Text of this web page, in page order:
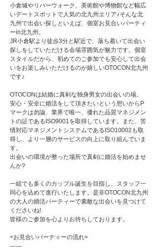
小倉城やリバーウォーク、美術館や博物館など幅広
いデートスポットで人気の北九州エリア♪そんな北
九州で出会い探しといえば、個室お見合いパーティ
ーin北九州。
JR小倉駅より徒歩3分と駅近で、落ち着いて出会い
探しをしていただける会場雰囲気が魅力です。個室
スタイルだから、初めてのご参加でも安心して出会
いをお楽しみいただけるのが嬉しいOTOCON北九州
です♪
OTOCONは結婚に真剣な独身男女の出会いの場。
安心・安全に婚活をして頂きたいという想いからP
マークは勿論、業界で唯一、優れた品質マネジメン
トの証であるISO9001を取得しています。また、苦
情対応マネジメントシステムであるISO10002も取
得し、より一層のサービスの向上に取り組んでいま
す。
出会いの環境が整った場所で真剣に婚活を始めませ
んか?
一組でも多くのカップル誕生を目指し、スタッフ一
同心を込めて進行いたします。是非OTOCON北九州
の大人の婚活パーティーで素敵な出会いを見つけて
くださいね!
皆様のご参加を心よりお待ちしております。
<お見合いパーティーの流れ>
------